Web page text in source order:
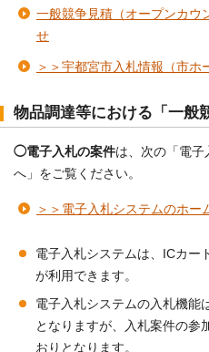
一般競争見積（オープンカウ
せ
＞＞宇都宮市入札情報（市ホ
物品調達等における「一般
◯電子入札の案件は、次の「電子
へ」をご覧ください。
＞＞電子入札システムのホー
電子入札システムは、ICカー
が利用できます。
電子入札システムの入札機能
となりますが、入札案件の参
おりとなります。